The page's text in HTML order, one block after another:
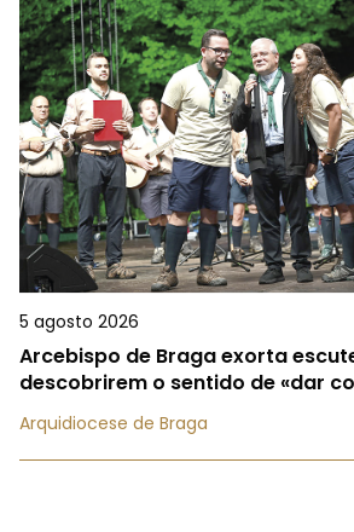
5 agosto 2026
Arcebispo de Braga exorta
descobrirem o sentido de «dar
Arquidiocese de Braga